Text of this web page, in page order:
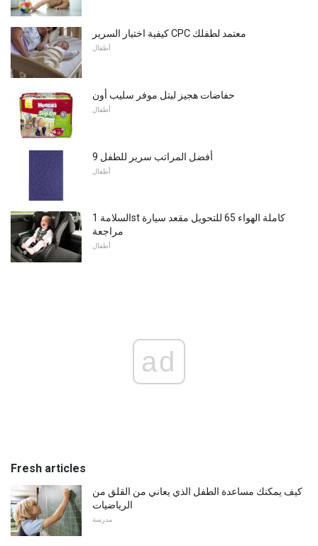
كيفية اختيار السرير CPC معتمد لطفلك
أطفال
حفاضات هجيز ليتل موفر سليب أون
أطفال
9 أفضل المراتب سرير للطفل
أطفال
السلامة 1st كاملة الهواء 65 للتحويل مقعد سيارة
مراجعة
أطفال
ad
Fresh articles
كيف يمكنك مساعدة الطفل الذي يعاني من القلق من
الرياضيات
مدرسة